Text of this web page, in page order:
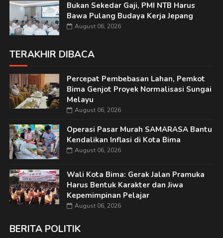
Bukan Sekedar Gaji, PMI NTB Harus
Bawa Pulang Budaya Kerja Jepang
August 06, 2026
TERAKHIR DIBACA
Percepat Pembebasan Lahan, Pemkot
Bima Genjot Proyek Normalisasi Sungai
Melayu
August 06, 2026
Operasi Pasar Murah SAMARASA Bantu
Kendalikan Inflasi di Kota Bima
August 06, 2026
Wali Kota Bima: Gerak Jalan Pramuka
Harus Bentuk Karakter dan Jiwa
Kepemimpinan Pelajar
August 06, 2026
BERITA POLITIK